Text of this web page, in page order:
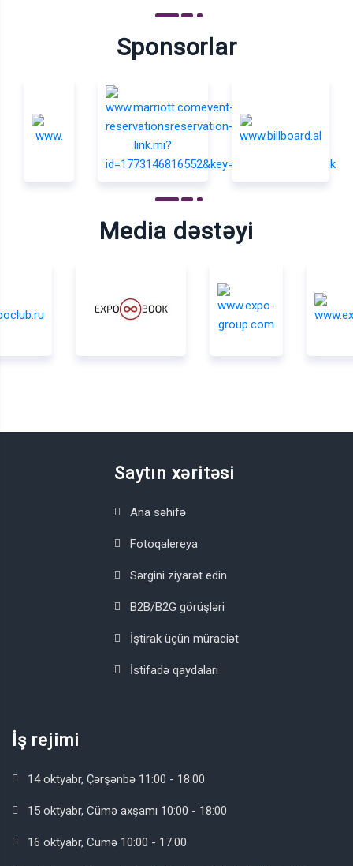
Sponsorlar
Media dəstəyi
Saytın xəritəsi
Ana səhifə
Fotoqalereya
Sərgini ziyarət edin
B2B/B2G görüşləri
İştirak üçün müraciət
İstifadə qaydaları
İş rejimi
14 oktyabr, Çərşənbə 11:00 - 18:00
15 oktyabr, Cümə axşamı 10:00 - 18:00
16 oktyabr, Cümə 10:00 - 17:00